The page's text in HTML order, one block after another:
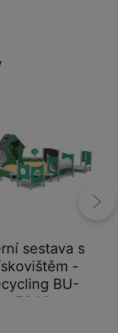
sestava s
-
BU-
7043